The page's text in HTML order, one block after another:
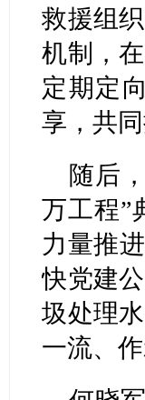
救援组
机制，
定期定
享，共
随后
万工程”
力量推
快党建
圾处理
一流、作